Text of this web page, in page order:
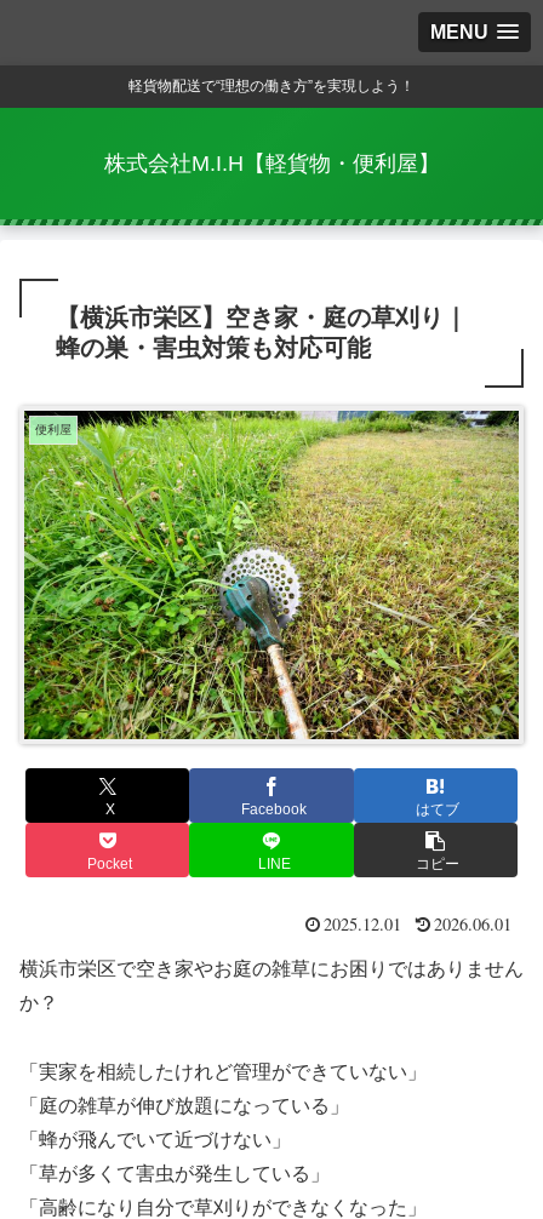
MENU
軽貨物配送で“理想の働き方”を実現しよう！
株式会社M.I.H【軽貨物・便利屋】
【横浜市栄区】空き家・庭の草刈り｜
蜂の巣・害虫対策も対応可能
便利屋
X Facebook はてブ
Pocket LINE コピー
2025.12.01 2026.06.01
横浜市栄区で空き家やお庭の雑草にお困りではありません
か？
「実家を相続したけれど管理ができていない」
「庭の雑草が伸び放題になっている」
「蜂が飛んでいて近づけない」
「草が多くて害虫が発生している」
「高齢になり自分で草刈りができなくなった」